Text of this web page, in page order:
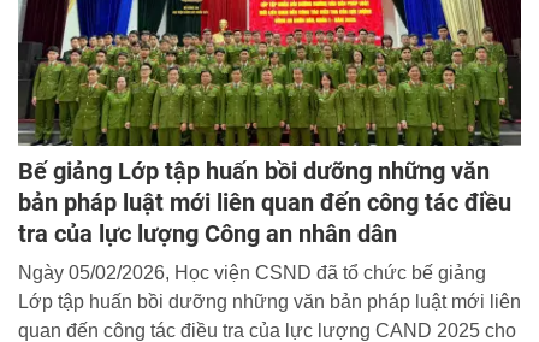
Bế giảng Lớp tập huấn bồi dưỡng những văn
bản pháp luật mới liên quan đến công tác điều
tra của lực lượng Công an nhân dân
Ngày 05/02/2026, Học viện CSND đã tổ chức bế giảng
Lớp tập huấn bồi dưỡng những văn bản pháp luật mới liên
quan đến công tác điều tra của lực lượng CAND 2025 cho